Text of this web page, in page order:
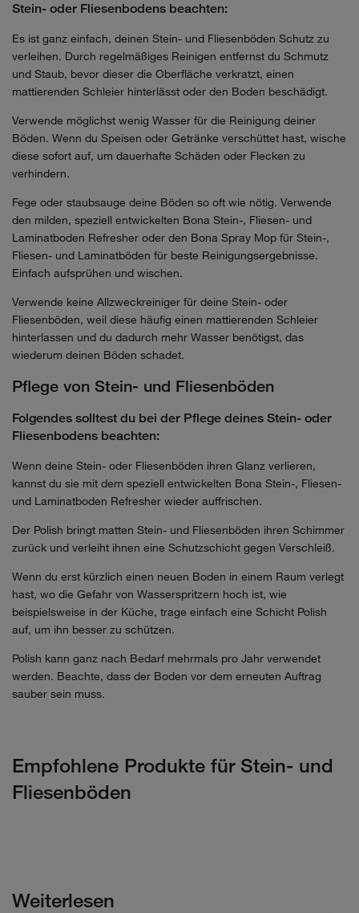
Stein- oder Fliesenbodens beachten:
Es ist ganz einfach, deinen Stein- und Fliesenböden Schutz zu
verleihen. Durch regelmäßiges Reinigen entfernst du Schmutz
und Staub, bevor dieser die Oberfläche verkratzt, einen
mattierenden Schleier hinterlässt oder den Boden beschädigt.
Verwende möglichst wenig Wasser für die Reinigung deiner
Böden. Wenn du Speisen oder Getränke verschüttet hast, wische
diese sofort auf, um dauerhafte Schäden oder Flecken zu
verhindern.
Fege oder staubsauge deine Böden so oft wie nötig. Verwende
den milden, speziell entwickelten Bona Stein-, Fliesen- und
Laminatboden Refresher oder den Bona Spray Mop für Stein-,
Fliesen- und Laminatböden für beste Reinigungsergebnisse.
Einfach aufsprühen und wischen.
Verwende keine Allzweckreiniger für deine Stein- oder
Fliesenböden, weil diese häufig einen mattierenden Schleier
hinterlassen und du dadurch mehr Wasser benötigst, das
wiederum deinen Böden schadet.
Pflege von Stein- und Fliesenböden
Folgendes solltest du bei der Pflege deines Stein- oder
Fliesenbodens beachten:
Wenn deine Stein- oder Fliesenböden ihren Glanz verlieren,
kannst du sie mit dem speziell entwickelten Bona Stein-, Fliesen-
und Laminatboden Refresher wieder auffrischen.
Der Polish bringt matten Stein- und Fliesenböden ihren Schimmer
zurück und verleiht ihnen eine Schutzschicht gegen Verschleiß.
Wenn du erst kürzlich einen neuen Boden in einem Raum verlegt
hast, wo die Gefahr von Wasserspritzern hoch ist, wie
beispielsweise in der Küche, trage einfach eine Schicht Polish
auf, um ihn besser zu schützen.
Polish kann ganz nach Bedarf mehrmals pro Jahr verwendet
werden. Beachte, dass der Boden vor dem erneuten Auftrag
sauber sein muss.
Empfohlene Produkte für Stein- und
Fliesenböden
Weiterlesen